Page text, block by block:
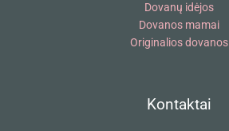
Dovanų idėjos
Dovanos mamai
Originalios dovanos
Kontaktai